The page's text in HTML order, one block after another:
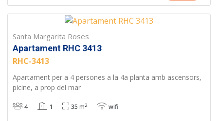
Santa Margarita Roses
Apartament RHC 3413
RHC-3413
Apartament per a 4 persones a la 4a planta amb ascensors,
picine, a prop del mar
4 1 35 m2 wifi